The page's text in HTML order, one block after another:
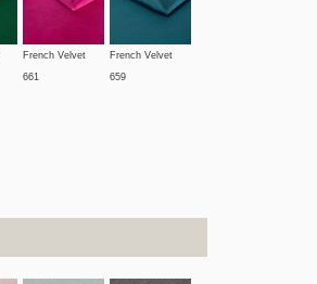
French Velvet
661
French Velvet
659